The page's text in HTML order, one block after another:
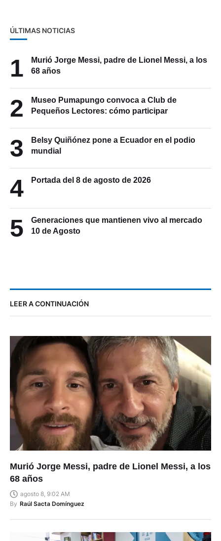
ÚLTIMAS NOTICIAS
1
Murió Jorge Messi, padre de Lionel Messi, a los
68 años
2
Museo Pumapungo convoca a Club de
Pequeños Lectores: cómo participar
3
Belsy Quiñónez pone a Ecuador en el podio
mundial
4 Portada del 8 de agosto de 2026
5
Generaciones que mantienen vivo al mercado
10 de Agosto
LEER A CONTINUACIÓN
Murió Jorge Messi, padre de Lionel Messi, a los
68 años
agosto 8, 9:02 AM
By Raúl Sacta Domínguez